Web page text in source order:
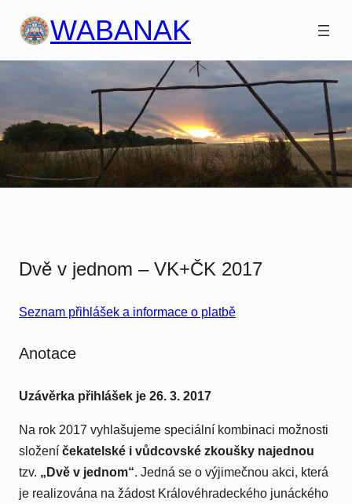
WABANAK
Dvě v jednom – VK+ČK 2017
Seznam přihlášek a informace o platbě
Anotace
Uzávěrka přihlášek je 26. 3. 2017
Na rok 2017 vyhlašujeme speciální kombinaci možnosti
složení čekatelské i vůdcovské zkoušky najednou
tzv. „Dvě v jednom“. Jedná se o výjimečnou akci, která
je realizována na žádost Královéhradeckého junáckého